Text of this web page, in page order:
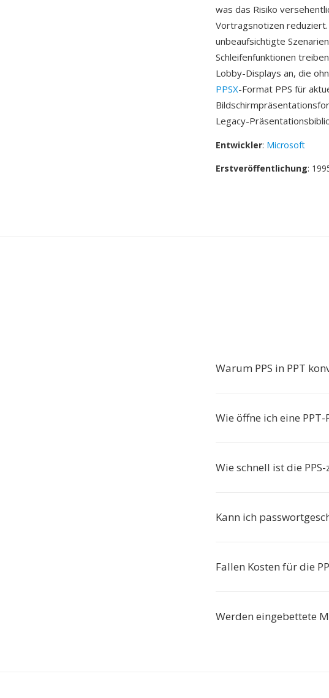
was das Risiko
Vortragsnotizen
unbeaufsichtigte
Schleifenfunktionen
Lobby-Displays an, die
PPSX-Format PPS für
Legacy-
Entwickler: Microsoft
Erstveröffentlichung:
Warum PPS in PPT
Wie öffne ich eine
Wie schnell ist die
Kann ich
Fallen Kosten für die
Werden eingebettete